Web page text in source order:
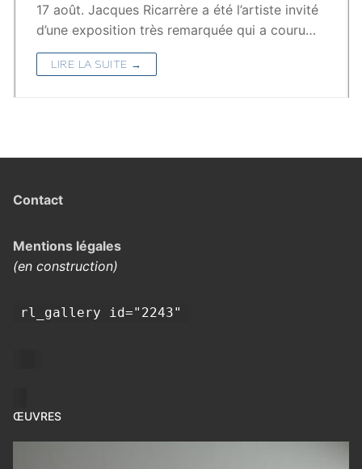
17 août. Jacques Ricarrère a été l’artiste invité
d’une exposition très remarquée qui a couru…
LIRE LA SUITE →
Contact
Mentions légales
(en construction)
rl_gallery id="2243"
ŒUVRES